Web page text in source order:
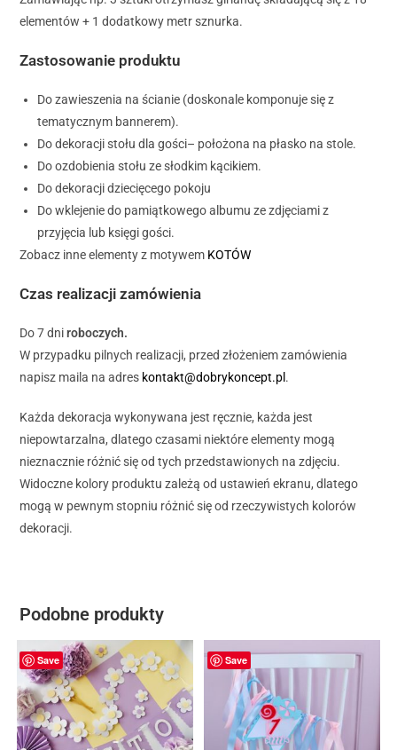
elementów + 1 dodatkowy metr sznurka.
Zastosowanie produktu
Do zawieszenia na ścianie (doskonale komponuje się z
tematycznym bannerem).
Do dekoracji stołu dla gości– położona na płasko na stole.
Do ozdobienia stołu ze słodkim kącikiem.
Do dekoracji dziecięcego pokoju
Do wklejenie do pamiątkowego albumu ze zdjęciami z
przyjęcia lub księgi gości.
Zobacz inne elementy z motywem KOTÓW
Czas realizacji zamówienia
Do 7 dniroboczych.
W przypadku pilnych realizacji, przed złożeniem zamówienia
napisz maila na adres kontakt@dobrykoncept.pl .
Każda dekoracja wykonywana jest ręcznie, każda jest
niepowtarzalna, dlatego czasami niektóre elementy mogą
nieznacznie różnić się od tych przedstawionych na zdjęciu.
Widoczne kolory produktu zależą od ustawień ekranu, dlatego
mogą w pewnym stopniu różnić się od rzeczywistych kolorów
dekoracji.
Podobne produkty
Save Save